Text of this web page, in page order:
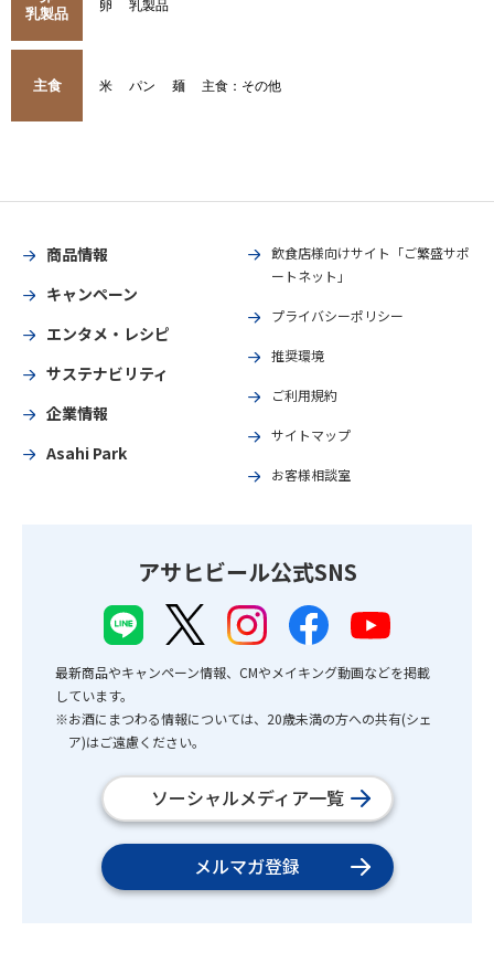
乳製品
卵 乳製品
主食 米 パン 麺 主食：その他
商品情報
キャンペーン
エンタメ・レシピ
サステナビリティ
企業情報
Asahi Park
飲食店様向けサイト「ご繁盛サポ
ートネット」
プライバシーポリシー
推奨環境
ご利用規約
サイトマップ
お客様相談室
アサヒビール公式SNS
最新商品やキャンペーン情報、CMやメイキング動画などを掲載
しています。
※お酒にまつわる情報については、20歳未満の方への共有(シェ
ア)はご遠慮ください。
ソーシャルメディア一覧
メルマガ登録